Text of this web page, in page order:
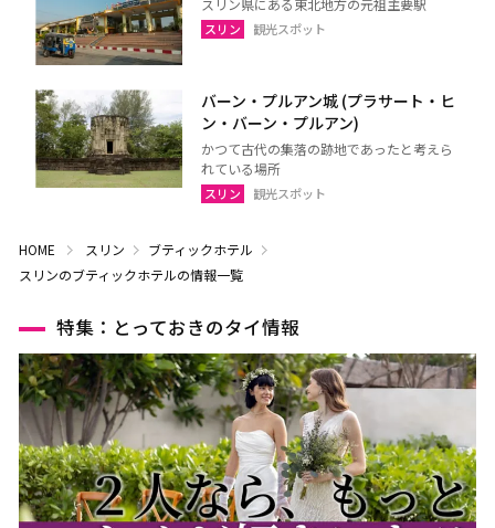
スリン県にある東北地方の元祖主要駅
スリン 観光スポット
バーン・プルアン城 (プラサート・ヒ
ン・バーン・プルアン)
かつて古代の集落の跡地であったと考えら
れている場所
スリン 観光スポット
HOME スリン
ブティックホテル
スリンのブティックホテルの情報一覧
特集：とっておきのタイ情報